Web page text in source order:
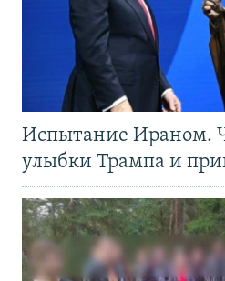
Испытание Ираном.
улыбки Трампа и